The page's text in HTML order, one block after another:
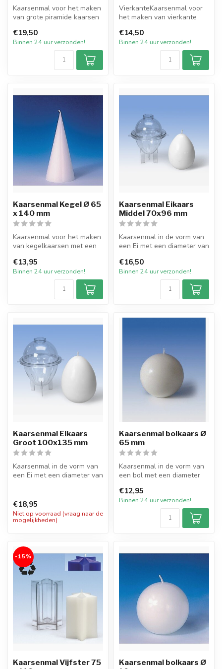
Kaarsenmal voor het maken
van grote piramide kaarsen
bij...
€19,50
Binnen 24 uur verzonden!
VierkanteKaarsenmal voor
het maken van vierkante
van 38...
€14,50
Binnen 24 uur verzonden!
Kaarsenmal Kegel Ø 65
x 140 mm
Kaarsenmal voor het maken
van kegelkaarsen met een
mm...
€13,95
Binnen 24 uur verzonden!
Kaarsenmal Eikaars
Middel 70x96 mm
Kaarsenmal in de vorm van
een Ei met een diameter van
Hierm...
€16,50
Binnen 24 uur verzonden!
Kaarsenmal Eikaars
Groot 100x135 mm
Kaarsenmal in de vorm van
een Ei met een diameter van
€18,95
Niet op voorraad (vraag naar de
mogelijkheden)
Kaarsenmal bolkaars Ø
65 mm
Kaarsenmal in de vorm van
een bol met een diameter
gema...
€12,95
Binnen 24 uur verzonden!
-15%
Kaarsenmal Vijfster 75
Kaarsenmal bolkaars Ø